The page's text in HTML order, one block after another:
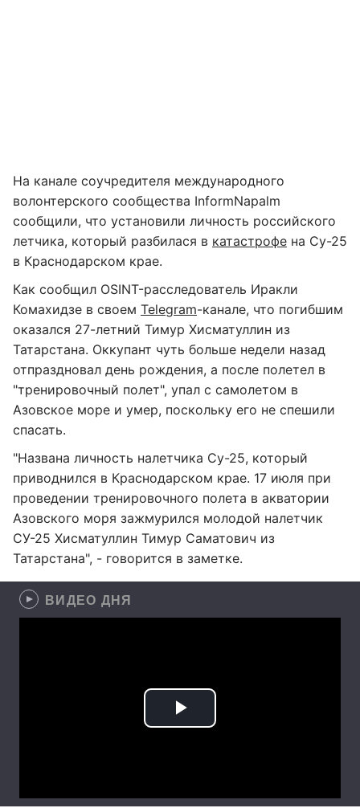
На канале соучредителя международного
волонтерского сообщества InformNapalm
сообщили, что установили личность российского
летчика, который разбилася в катастрофе на Су-25
в Краснодарском крае.
Как сообщил OSINT-расследователь Иракли
Комахидзе в своем Telegram-канале, что погибшим
оказался 27-летний Тимур Хисматуллин из
Татарстана. Оккупант чуть больше недели назад
отпраздновал день рождения, а после полетел в
"тренировочный полет", упал с самолетом в
Азовское море и умер, поскольку его не спешили
спасать.
"Названа личность налетчика Су-25, который
приводнился в Краснодарском крае. 17 июля при
проведении тренировочного полета в акватории
Азовского моря зажмурился молодой налетчик
СУ-25 Хисматуллин Тимур Саматович из
Татарстана", - говорится в заметке.
ВИДЕО ДНЯ